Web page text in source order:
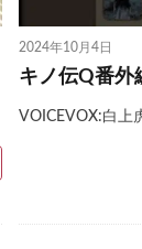
2024年10月4日
キノ伝Q番外
VOICEVOX:白上